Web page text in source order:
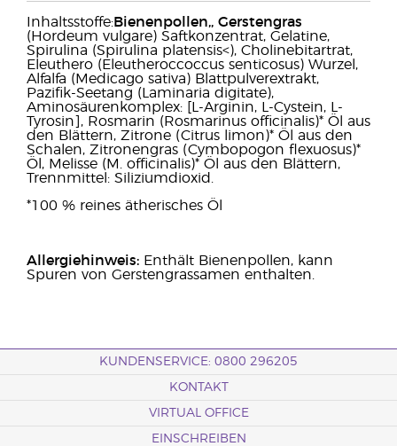
Inhaltsstoffe:Bienenpollen,, Gerstengras
(Hordeum vulgare) Saftkonzentrat, Gelatine,
Spirulina (Spirulina platensis<), Cholinebitartrat,
Eleuthero (Eleutheroccoccus senticosus) Wurzel,
Alfalfa (Medicago sativa) Blattpulverextrakt,
Pazifik-Seetang (Laminaria digitate),
Aminosäurenkomplex: [L-Arginin, L-Cystein, L-
Tyrosin], Rosmarin (Rosmarinus officinalis)* Öl aus
den Blättern, Zitrone (Citrus limon)* Öl aus den
Schalen, Zitronengras (Cymbopogon flexuosus)*
Öl, Melisse (M. officinalis)* Öl aus den Blättern,
Trennmittel: Siliziumdioxid.
*100 % reines ätherisches Öl
Allergiehinweis: Enthält Bienenpollen, kann
Spuren von Gerstengrassamen enthalten.
KUNDENSERVICE: 0800 296205
KONTAKT
VIRTUAL OFFICE
EINSCHREIBEN